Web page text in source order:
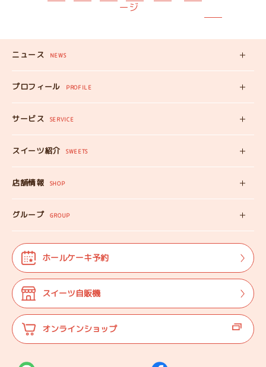
ージ
ホールケーキ予約
スイーツ自販機
オンラインショップ
ニュース NEWS
新着記事
プロフィール PROFILE
みいちゃんのプロフィール
みいちゃんママの
サービス SERVICE
スイーツ自販機
工房見学
みいちゃんのSDGS
お仕事体験
よくある質問
スイーツ紹介 SWEETS
みいちゃんのスイーツ
オンラインショップ
店舗情報 SHOP
店舗情報
マップ
法人･団体様向け
ご案内
代表プロフィール
登壇実績
グループ GROUP
株式会社TANEBI
Shining Children
自分探しを